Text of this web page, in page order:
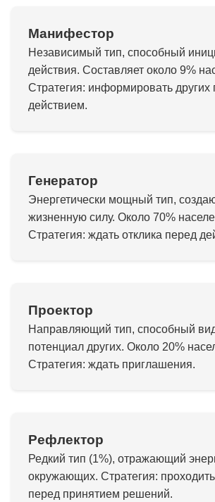
Манифестор
Независимый тип, способный
действия. Составляет около 9%
Стратегия: информировать других
действием.
Генератор
Энергетически мощный тип,
жизненную силу. Около 70%
Стратегия: ждать отклика перед
Проектор
Направляющий тип, способный
потенциал других. Около 20%
Стратегия: ждать приглашения.
Рефлектор
Редкий тип (1%), отражающий
окружающих. Стратегия:
перед принятием решений.